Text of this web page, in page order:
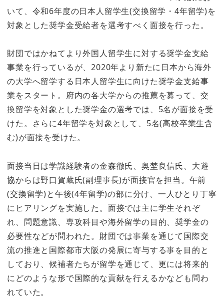
いて、令和6年度の日本人留学生(交換留学・4年留学)を
対象とした奨学金受給者を選考すべく面接を行った。
財団ではかねてより外国人留学生に対する奨学金支給
事業を行っているが、2020年より新たに日本から海外
の大学へ留学する日本人留学生に向けた奨学金支給事
業をスタート。府内の各大学からの推薦を募って、交
換留学を対象とした奨学金の選考では、5名が面接を受
けた。さらに4年留学を対象として、5名(高校卒業生含
む)が面接を受けた。
面接当日は学識経験者の金森徹氏、奥埜良信氏、大遊
協からは野口賀蔵氏(副理事長)が面接官を担当。午前
(交換留学)と午後(4年留学)の部に分け、一人ひとり丁寧
にヒアリングを実施した。面接では主に学生それぞ
れ、問題意識、専攻科目や海外留学の目的、奨学金の
必要性などが問われた。財団では事業を通じて国際交
流の推進と国際都市大阪の発展に寄与する事を目的と
しており、候補者たちが留学を通じて、更には将来的
にどのような形で国際的な貢献を行えるかなども問わ
れていた。